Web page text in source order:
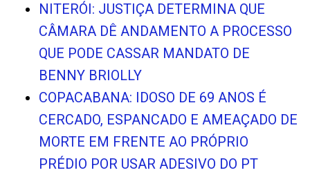
NITERÓI: JUSTIÇA DETERMINA QUE
CÂMARA DÊ ANDAMENTO A PROCESSO
QUE PODE CASSAR MANDATO DE
BENNY BRIOLLY
COPACABANA: IDOSO DE 69 ANOS É
CERCADO, ESPANCADO E AMEAÇADO DE
MORTE EM FRENTE AO PRÓPRIO
PRÉDIO POR USAR ADESIVO DO PT